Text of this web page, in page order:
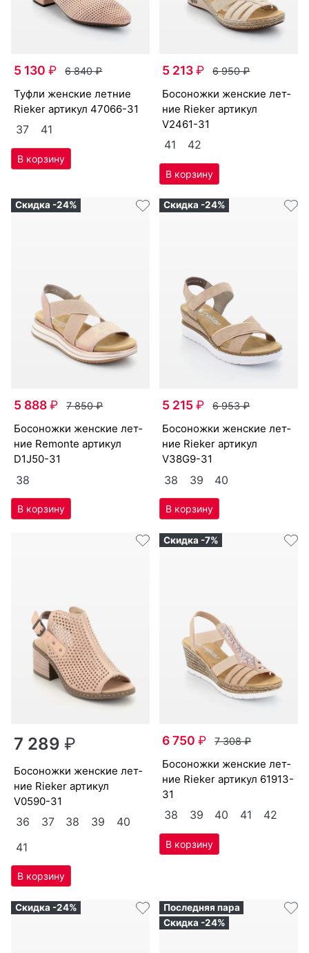
5 130₽ 6 840₽
туф­ли женс­кие лет­ние
Ri­eker артикул47066-31
37 41
5 213₽ 6 950₽
бо­сонож­ки женс­кие лет­
ние Ri­eker артикул
V2461-31
41 42
Скидка -24%
5 888₽ 7 850₽
бо­сонож­ки женс­кие лет­
ние Re­mon­te артикул
D1J50-31
38
Скидка -24%
5 215₽ 6 953₽
бо­сонож­ки женс­кие лет­
ние Ri­eker артикул
V38G9-31
38 39 40
7 289₽
бо­сонож­ки женс­кие лет­
ние Ri­eker артикул
V0590-31
36 37 38 39
40
41
Скидка -7%
6 750₽ 7 308₽
бо­сонож­ки женс­кие лет­
ние Ri­eker артикул 61913-
31
38 39 40 41 42
Скидка -24%
Последняя пара
Скидка -24%